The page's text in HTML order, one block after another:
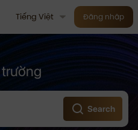
Tiếng Việt Đăng nhập
Search